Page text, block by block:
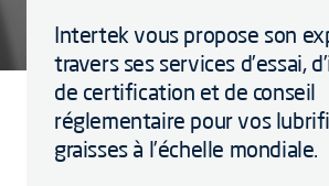
Intertek vous propose son
travers ses services d’essai,
de certification et de conseil
réglementaire pour vos
graisses à l’échelle mondiale.